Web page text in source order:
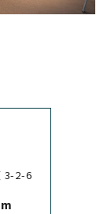
ール
TOKYO
3-2-6